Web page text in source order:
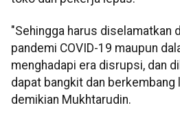
"Sehingga harus diselamatkan
pandemi COVID-19 maupun
menghadapi era disrupsi, dan
dapat bangkit dan berkembang
demikian Mukhtarudin.